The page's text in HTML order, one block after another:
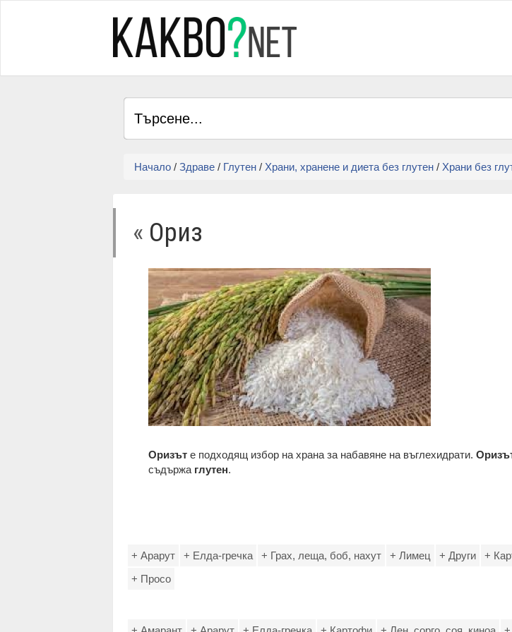
Начало / Здраве / Глутен / Храни, хранене и диета без глутен / Храни без
« Ориз
Оризът е подходящ избор на храна за набавяне на въглехидрати.
съдържа глутен.
+ Арарут + Елда-гречка + Грах, леща, боб, нахут + Лимец + Други +
+ Просо